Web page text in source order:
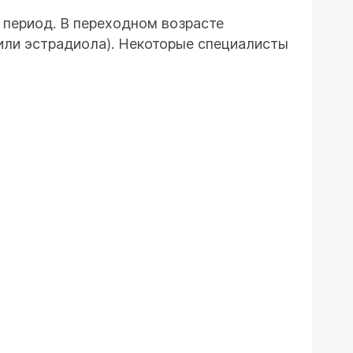
В переходном возрасте
эстрадиола). Некоторые специалисты